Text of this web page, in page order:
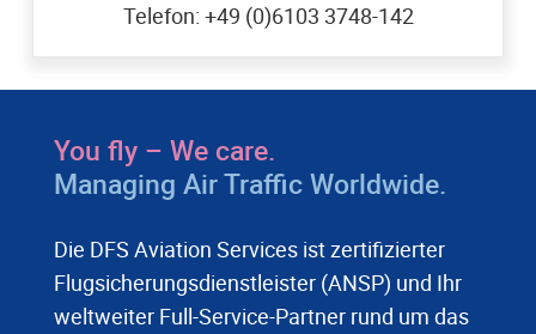
Telefon: +49 (0)6103 3748-142
You fly – We care.
Managing Air Traffic Worldwide.
Die DFS Aviation Services ist zertifizierter
Flugsicherungsdienstleister (ANSP) und Ihr
weltweiter Full-Service-Partner rund um das